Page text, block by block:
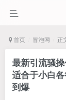
首页 冒泡网 正
最新引流骚
适合于小白
到爆